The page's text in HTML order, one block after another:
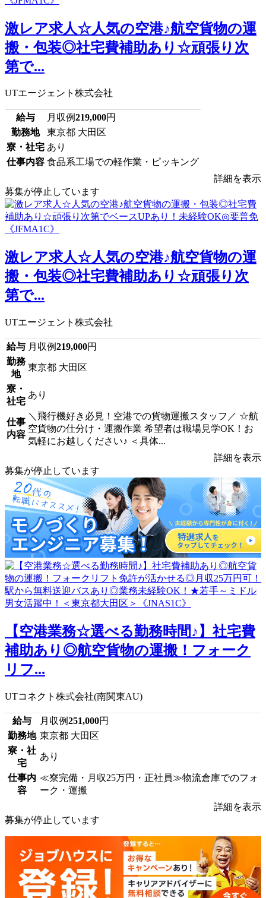
激レア求人☆人気の空港♪航空貨物の運
搬・包装◎社宅費補助あり☆頑張り次
第で...
UTエージェント株式会社
給与 月収例219,000円
勤務地
東京都 大田区
寮・社宅 あり
仕事内容 食品系工場での軽作業・ピッキング
詳細を表示
募集が停止しています
激レア求人☆人気の空港♪航空貨物の運
搬・包装◎社宅費補助あり☆頑張り次
第で...
UTエージェント株式会社
給与 月収例219,000円
勤務
地
東京都 大田区
寮・
社宅
あり
仕事
内容
＼飛行機好き必見！空港での貨物運搬スタッフ／ ☆航
空貨物の仕分け・運搬作業 希望者は職場見学OK！お
気軽にお越しください♪ ＜具体...
詳細を表示
募集が停止しています
【空港業務☆選べる勤務時間♪】社宅費
補助あり◎航空貨物の運搬！フォーク
リフ...
UTコネクト株式会社(南関東AU)
給与 月収例251,000円
勤務地 東京都 大田区
寮・社
宅
あり
仕事内
容
≪寮完備・月収25万円・正社員≫物流倉庫でのフォ
ーク・運搬
詳細を表示
募集が停止しています